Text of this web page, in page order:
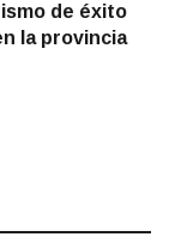
de éxito
la provincia
al Día